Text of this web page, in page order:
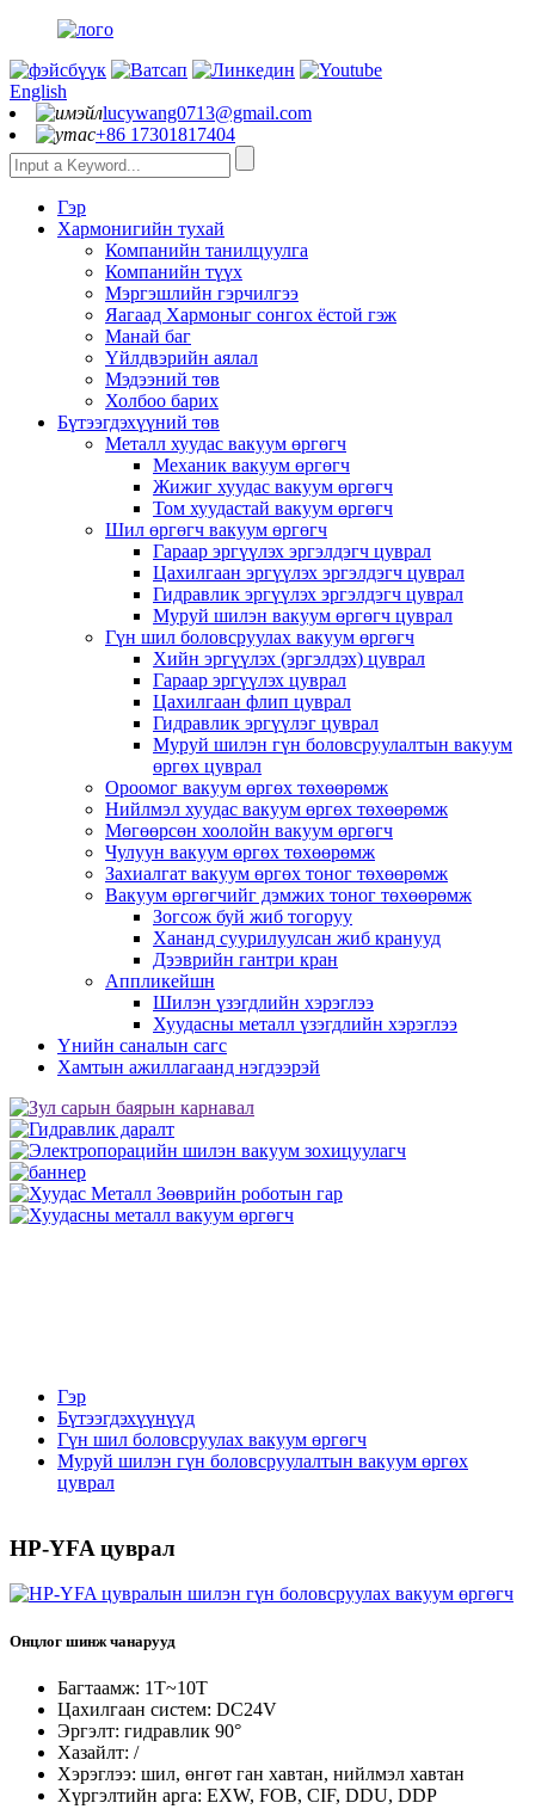
English
lucywang0713@gmail.com
+86 17301817404
Гэр
Хармонигийн тухай
Компанийн танилцуулга
Компанийн түүх
Мэргэшлийн гэрчилгээ
Яагаад Хармоныг сонгох ёстой гэж
Манай баг
Үйлдвэрийн аялал
Мэдээний төв
Холбоо барих
Бүтээгдэхүүний төв
Металл хуудас вакуум өргөгч
Механик вакуум өргөгч
Жижиг хуудас вакуум өргөгч
Том хуудастай вакуум өргөгч
Шил өргөгч вакуум өргөгч
Гараар эргүүлэх эргэлдэгч цуврал
Цахилгаан эргүүлэх эргэлдэгч цуврал
Гидравлик эргүүлэх эргэлдэгч цуврал
Муруй шилэн вакуум өргөгч цуврал
Гүн шил боловсруулах вакуум өргөгч
Хийн эргүүлэх (эргэлдэх) цуврал
Гараар эргүүлэх цуврал
Цахилгаан флип цуврал
Гидравлик эргүүлэг цуврал
Муруй шилэн гүн боловсруулалтын вакуум
өргөх цуврал
Ороомог вакуум өргөх төхөөрөмж
Нийлмэл хуудас вакуум өргөх төхөөрөмж
Мөгөөрсөн хоолойн вакуум өргөгч
Чулуун вакуум өргөх төхөөрөмж
Захиалгат вакуум өргөх тоног төхөөрөмж
Вакуум өргөгчийг дэмжих тоног төхөөрөмж
Зогсож буй жиб тогоруу
Хананд суурилуулсан жиб кранууд
Дээврийн гантри кран
Аппликейшн
Шилэн үзэгдлийн хэрэглээ
Хуудасны металл үзэгдлийн хэрэглээ
Үнийн саналын сагс
Хамтын ажиллагаанд нэгдээрэй
Гэр
Бүтээгдэхүүнүүд
Гүн шил боловсруулах вакуум өргөгч
Муруй шилэн гүн боловсруулалтын вакуум өргөх
цуврал
HP-YFA цуврал
Онцлог шинж чанарууд
Багтаамж: 1T~10T
Цахилгаан систем: DC24V
Эргэлт: гидравлик 90°
Хазайлт: /
Хэрэглээ: шил, өнгөт ган хавтан, нийлмэл хавтан
Хүргэлтийн арга: EXW, FOB, CIF, DDU, DDP